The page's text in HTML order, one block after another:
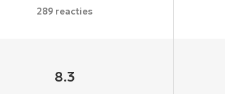
289 reacties
8.3